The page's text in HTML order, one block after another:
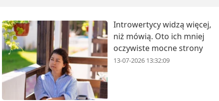
Introwertycy widzą więcej,
niż mówią. Oto ich mniej
oczywiste mocne strony
13-07-2026 13:32:09